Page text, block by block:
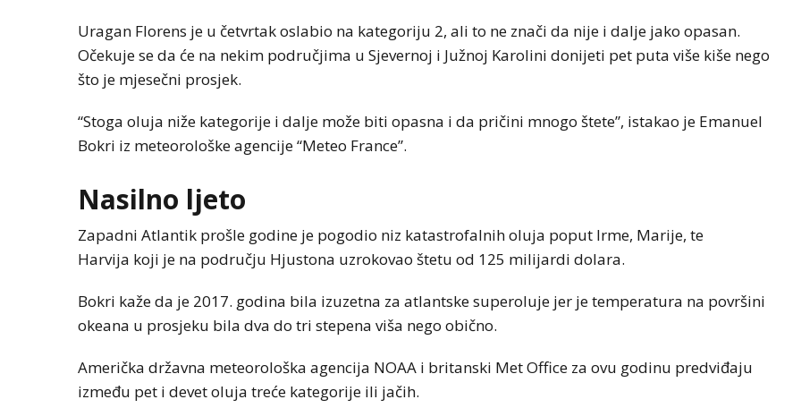
Uragan Florens je u četvrtak oslabio na kategoriju 2, ali to ne znači da nije i dalje jako opasan.
Očekuje se da će na nekim područjima u Sjevernoj i Južnoj Karolini donijeti pet puta više kiše nego
što je mjesečni prosjek.
“Stoga oluja niže kategorije i dalje može biti opasna i da pričini mnogo štete”, istakao je Emanuel
Bokri iz meteorološke agencije “Meteo France”.
Nasilno ljeto
Zapadni Atlantik prošle godine je pogodio niz katastrofalnih oluja poput Irme, Marije, te
Harvija koji je na području Hjustona uzrokovao štetu od 125 milijardi dolara.
Bokri kaže da je 2017. godina bila izuzetna za atlantske superoluje jer je temperatura na površini
okeana u prosjeku bila dva do tri stepena viša nego obično.
Američka državna meteorološka agencija NOAA i britanski Met Office za ovu godinu predviđaju
između pet i devet oluja treće kategorije ili jačih.